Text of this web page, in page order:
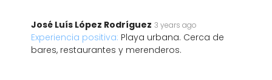
José Luís López Rodríguez 3 years ago
Experiencia positiva: Playa urbana. Cerca de
bares, restaurantes y merenderos.